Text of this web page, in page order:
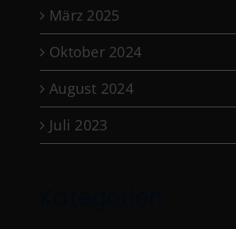
März 2025
Oktober 2024
August 2024
Juli 2023